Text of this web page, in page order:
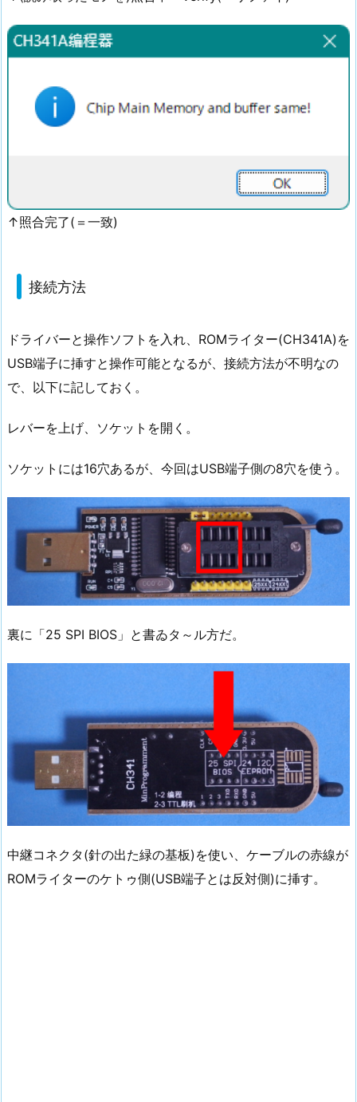
↑照合完了(＝一致)
接続方法
ドライバーと操作ソフトを入れ、ROMライター(CH341A)を
USB端子に挿すと操作可能となるが、接続方法が不明なの
で、以下に記しておく。
レバーを上げ、ソケットを開く。
ソケットには16穴あるが、今回はUSB端子側の8穴を使う。
裏に「25 SPI BIOS」と書ゐタ～ル方だ。
中継コネクタ(針の出た緑の基板)を使い、ケーブルの赤線が
ROMライターのケトゥ側(USB端子とは反対側)に挿す。